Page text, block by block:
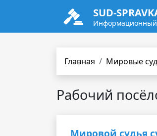
SUD-
Информационный
Главная Мировые
Рабочий